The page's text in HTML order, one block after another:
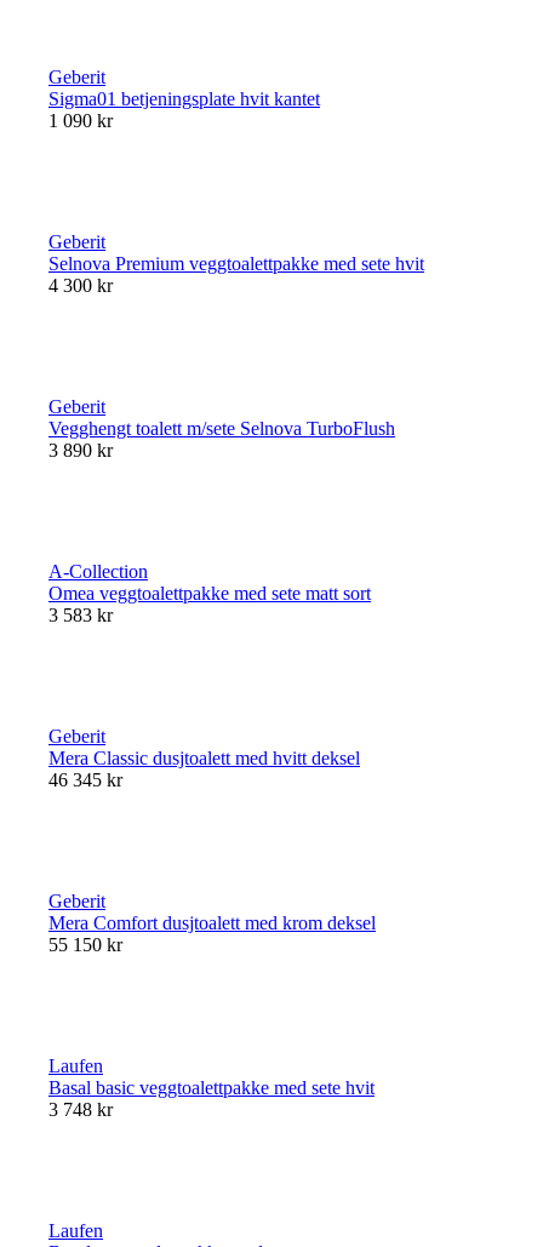
Geberit
Sigma01 betjeningsplate hvit kantet
1 090 kr
Geberit
Selnova Premium veggtoalettpakke med sete hvit
4 300 kr
Geberit
Vegghengt toalett m/sete Selnova TurboFlush
3 890 kr
A-Collection
Omea veggtoalettpakke med sete matt sort
3 583 kr
Geberit
Mera Classic dusjtoalett med hvitt deksel
46 345 kr
Geberit
Mera Comfort dusjtoalett med krom deksel
55 150 kr
Laufen
Basal basic veggtoalettpakke med sete hvit
3 748 kr
Laufen